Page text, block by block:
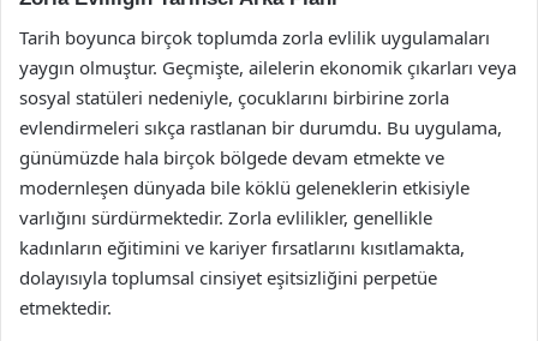
Tarih boyunca birçok toplumda zorla evlilik uygulamaları
yaygın olmuştur. Geçmişte, ailelerin ekonomik çıkarları veya
sosyal statüleri nedeniyle, çocuklarını birbirine zorla
evlendirmeleri sıkça rastlanan bir durumdu. Bu uygulama,
günümüzde hala birçok bölgede devam etmekte ve
modernleşen dünyada bile köklü geleneklerin etkisiyle
varlığını sürdürmektedir. Zorla evlilikler, genellikle
kadınların eğitimini ve kariyer fırsatlarını kısıtlamakta,
dolayısıyla toplumsal cinsiyet eşitsizliğini perpetüe
etmektedir.